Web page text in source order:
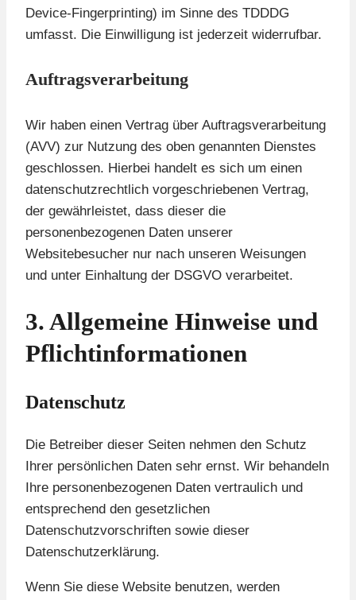
Device-Fingerprinting) im Sinne des TDDDG
umfasst. Die Einwilligung ist jederzeit widerrufbar.
Auftragsverarbeitung
Wir haben einen Vertrag über Auftragsverarbeitung
(AVV) zur Nutzung des oben genannten Dienstes
geschlossen. Hierbei handelt es sich um einen
datenschutzrechtlich vorgeschriebenen Vertrag,
der gewährleistet, dass dieser die
personenbezogenen Daten unserer
Websitebesucher nur nach unseren Weisungen
und unter Einhaltung der DSGVO verarbeitet.
3. Allgemeine Hinweise und
Pflicht­informationen
Datenschutz
Die Betreiber dieser Seiten nehmen den Schutz
Ihrer persönlichen Daten sehr ernst. Wir behandeln
Ihre personenbezogenen Daten vertraulich und
entsprechend den gesetzlichen
Datenschutzvorschriften sowie dieser
Datenschutzerklärung.
Wenn Sie diese Website benutzen, werden